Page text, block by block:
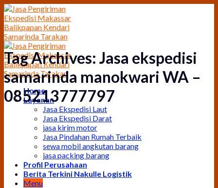
Skip
to
content
Home
Layanan
Jasa Ekspedisi Laut
Jasa Ekspedisi Darat
jasa kirim motor
Jasa Pindahan Rumah Terbaik
sewa mobil angkutan barang
jasa packing barang
Profil Perusahaan
Berita Terkini Nakulle Logistik
Menu
Tag Archives: Jasa ekspedisi
samarinda manokwari WA –
085213777797